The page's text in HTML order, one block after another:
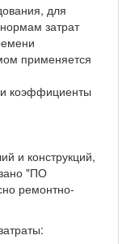
для
затрат
применяется
коэффициенты
и конструкций,
"ПО
ремонтно-